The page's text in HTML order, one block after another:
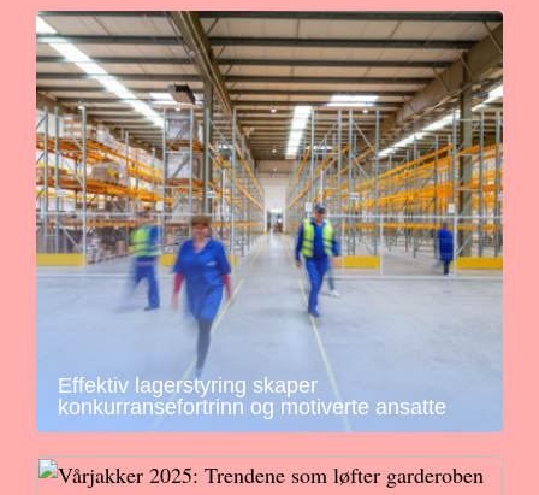
Effektiv lagerstyring skaper
konkurransefortrinn og motiverte ansatte